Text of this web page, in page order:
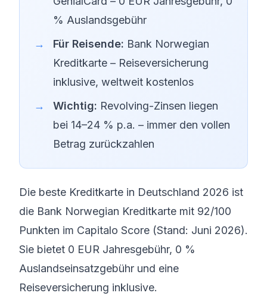
% Auslandsgebühr
Für Reisende: Bank Norwegian
Kreditkarte – Reiseversicherung
inklusive, weltweit kostenlos
Wichtig: Revolving-Zinsen liegen
bei 14–24 % p.a. – immer den vollen
Betrag zurückzahlen
Die beste Kreditkarte in Deutschland 2026 ist
die Bank Norwegian Kreditkarte mit 92/100
Punkten im Capitalo Score (Stand: Juni 2026).
Sie bietet 0 EUR Jahresgebühr, 0 %
Auslandseinsatzgebühr und eine
Reiseversicherung inklusive.